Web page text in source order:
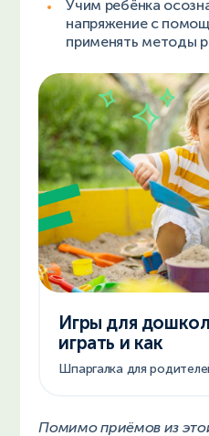
Учим ребёнка
напряжение с
применять методы
Игры для
играть и как
Шпаргалка для
Помимо приёмов из